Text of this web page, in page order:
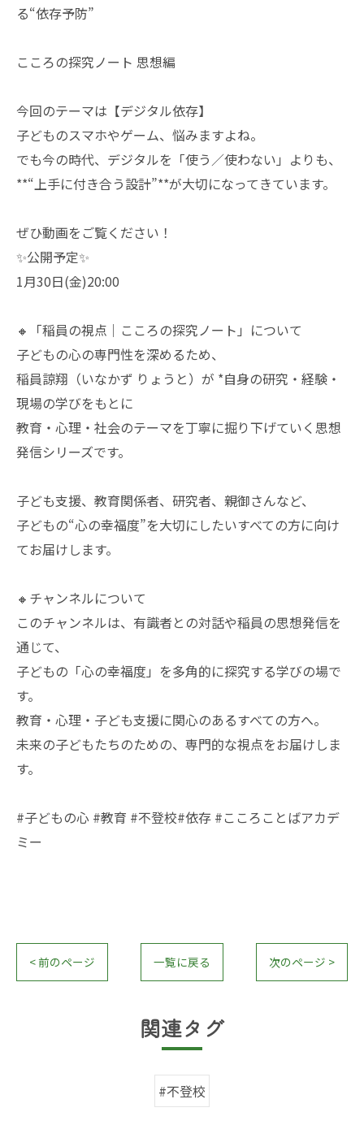
る“依存予防”
こころの探究ノート 思想編
今回のテーマは【デジタル依存】
子どものスマホやゲーム、悩みますよね。
でも今の時代、デジタルを「使う／使わない」よりも、
**“上手に付き合う設計”**が大切になってきています。
ぜひ動画をご覧ください！
✨公開予定✨
1月30日(金)20:00
🔸「稲員の視点｜こころの探究ノート」について
子どもの心の専門性を深めるため、
稲員諒翔（いなかず りょうと）が *自身の研究・経験・
現場の学びをもとに
教育・心理・社会のテーマを丁寧に掘り下げていく思想
発信シリーズです。
子ども支援、教育関係者、研究者、親御さんなど、
子どもの“心の幸福度”を大切にしたいすべての方に向け
てお届けします。
🔸チャンネルについて
このチャンネルは、有識者との対話や稲員の思想発信を
通じて、
子どもの「心の幸福度」を多角的に探究する学びの場で
す。
教育・心理・子ども支援に関心のあるすべての方へ。
未来の子どもたちのための、専門的な視点をお届けしま
す。
#子どもの心 #教育 #不登校#依存 #こころことばアカデ
ミー
< 前のページ 一覧に戻る 次のページ >
関連タグ
#不登校